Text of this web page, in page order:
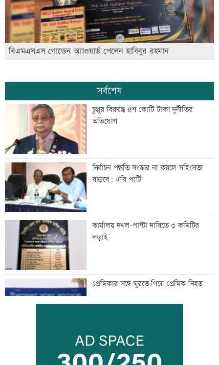
বিএমএসএস গোল্ডেন অ্যাওয়ার্ড পেলেন হাবিবুর রহমান
সর্বশেষ
চুপ্পুর বিরুদ্ধে ৫শ কোটি টাকা দুর্নীতির
অভিযোগ
নির্বাচন পদ্ধতি সংস্কার না করলে সহিংসতা
বাড়বে: এবি পার্টি
কার্যালয় দখল-পাল্টা দাবিতে ৩ কমিটির
লড়াই
প্রেমিকার সঙ্গে ঘুরতে গিয়ে প্রেমিক নিহত
হাম উপসর্গে আরও ৫ শিশুর মৃত্যু